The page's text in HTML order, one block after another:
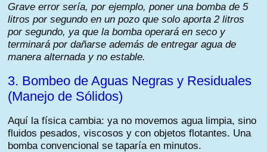
Grave error sería, por ejemplo, poner una bomba de 5
litros por segundo en un pozo que solo aporta 2 litros
por segundo, ya que la bomba operará en seco y
terminará por dañarse además de entregar agua de
manera alternada y no estable.
3. Bombeo de Aguas Negras y Residuales
(Manejo de Sólidos)
Aquí la física cambia: ya no movemos agua limpia, sino
fluidos pesados, viscosos y con objetos flotantes. Una
bomba convencional se taparía en minutos.